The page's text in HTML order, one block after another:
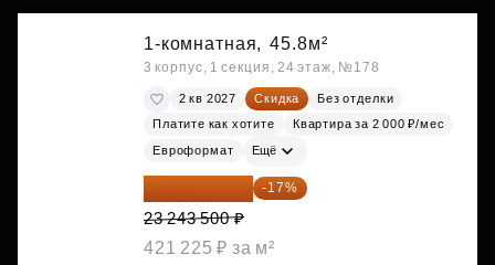
1-комнатная, 45.8м²
3 корпус, 1 секция, 24 этаж, №178
2 кв 2027 Скидка
Без отделки
Платите как хотите
Квартира за 2 000 ₽/мес
Евроформат Ещё
19 292 105 ₽ -17%
23 243 500 ₽
421 225 ₽ за м²